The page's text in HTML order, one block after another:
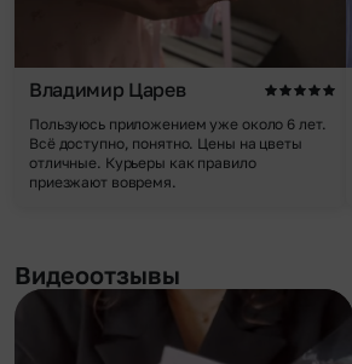
Владимир Царев
Пользуюсь приложением уже около 6 лет.
Всё доступно, понятно. Цены на цветы
отличные. Курьеры как правило
приезжают вовремя.
Видеоотзывы